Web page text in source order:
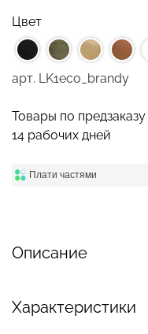
арт. LK1eco_brandy
Цвет
Товары по
14 рабочих дней
Плати частями
Описание
Характеристики